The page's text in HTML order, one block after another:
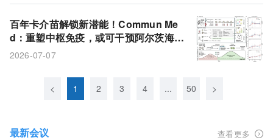
百年卡介苗解锁新潜能！Commun Me
d：重塑中枢免疫，或可干预阿尔茨海默
早期病理
2026-07-07
< 1 2 3 4 ... 50 >
最新会议 查看更多